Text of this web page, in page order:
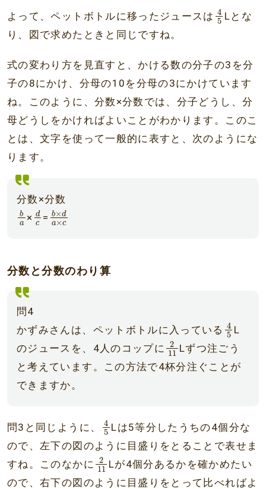
よって、ペットボトルに移ったジュースは 4
5
4 5Lとな
り、図で求めたときと同じですね。
式の変わり方を見直すと、かける数の分子の3を分
子の8にかけ、分母の10を分母の3にかけています
ね。このように、分数×分数では、分子どうし、分
母どうしをかければよいことがわかります。このこ
とは、文字を使って一般的に表すと、次のようにな
ります。
分数×分数
b
a
b × d
c
d = b×d
a×c
b×d
分数と分数のわり算
問4
かずみさんは、ペットボトルに入っている 4
5
4 5L
のジュースを、4人のコップに 2
11
211
Lずつ注ごう
と考えています。この方法で4杯分注ぐことが
できますか。
問3と同じように、
4
5
4 5Lは5等分したうちの4個分な
ので、左下の図のように目盛りをとることで表せま
すね。このなかに 2
11
211
Lが4個分あるかを確かめたい
ので、右下の図のように目盛りをとって比べればよ